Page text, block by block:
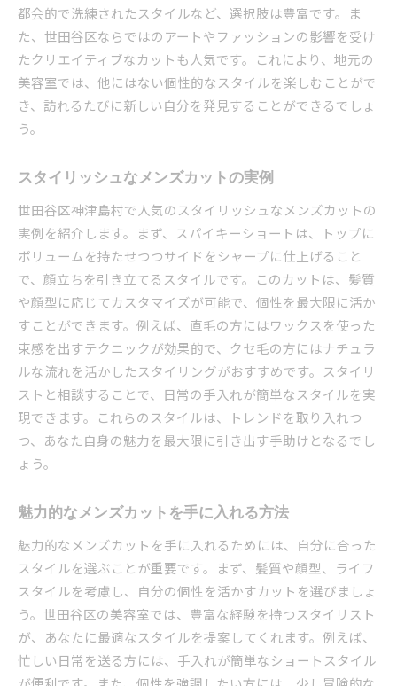
都会的で洗練されたスタイルなど、選択肢は豊富です。ま
た、世田谷区ならではのアートやファッションの影響を受け
たクリエイティブなカットも人気です。これにより、地元の
美容室では、他にはない個性的なスタイルを楽しむことがで
き、訪れるたびに新しい自分を発見することができるでしょ
う。
スタイリッシュなメンズカットの実例
世田谷区神津島村で人気のスタイリッシュなメンズカットの
実例を紹介します。まず、スパイキーショートは、トップに
ボリュームを持たせつつサイドをシャープに仕上げること
で、顔立ちを引き立てるスタイルです。このカットは、髪質
や顔型に応じてカスタマイズが可能で、個性を最大限に活か
すことができます。例えば、直毛の方にはワックスを使った
束感を出すテクニックが効果的で、クセ毛の方にはナチュラ
ルな流れを活かしたスタイリングがおすすめです。スタイリ
ストと相談することで、日常の手入れが簡単なスタイルを実
現できます。これらのスタイルは、トレンドを取り入れつ
つ、あなた自身の魅力を最大限に引き出す手助けとなるでし
ょう。
魅力的なメンズカットを手に入れる方法
魅力的なメンズカットを手に入れるためには、自分に合った
スタイルを選ぶことが重要です。まず、髪質や顔型、ライフ
スタイルを考慮し、自分の個性を活かすカットを選びましょ
う。世田谷区の美容室では、豊富な経験を持つスタイリスト
が、あなたに最適なスタイルを提案してくれます。例えば、
忙しい日常を送る方には、手入れが簡単なショートスタイル